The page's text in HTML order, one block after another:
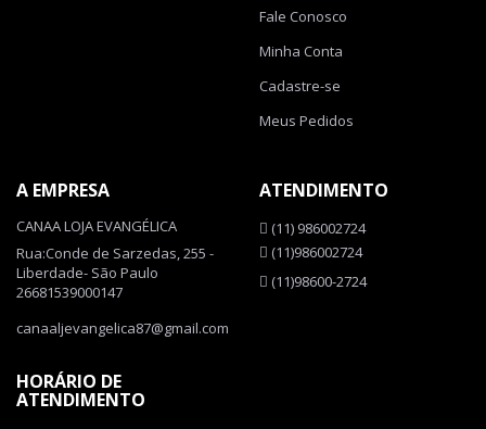
Fale Conosco
Minha Conta
Cadastre-se
Meus Pedidos
A EMPRESA
CANAA LOJA EVANGÉLICA
Rua:Conde de Sarzedas, 255 -
Liberdade- São Paulo
26681539000147
canaaljevangelica87@gmail.com
HORÁRIO DE
ATENDIMENTO
ATENDIMENTO
(11) 986002724
(11)986002724
(11)98600-2724